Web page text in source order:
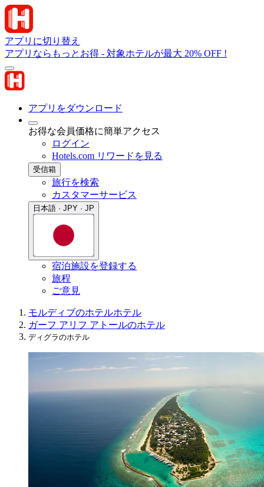
アプリに切り替え
アプリならもっとお得 - 対象ホテルが最大 20% OFF !
アプリをダウンロード
お得な会員価格に簡単アクセス
ログイン
Hotels.com リワードを見る
受信箱
旅行を検索
カスタマーサービス
日本語 · JPY · JP
宿泊施設を登録する
旅程
ご意見
モルディブのホテルホテル
ガーフ アリフ アトールのホテル
ディグラのホテル